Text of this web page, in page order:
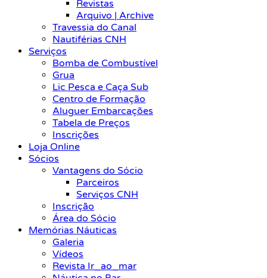
Revistas
Arquivo | Archive
Travessia do Canal
Nautiférias CNH
Serviços
Bomba de Combustível
Grua
Lic Pesca e Caça Sub
Centro de Formação
Aluguer Embarcações
Tabela de Preços
Inscrições
Loja Online
Sócios
Vantagens do Sócio
Parceiros
Serviços CNH
Inscrição
Área do Sócio
Memórias Náuticas
Galeria
Vídeos
Revista Ir_ao_mar